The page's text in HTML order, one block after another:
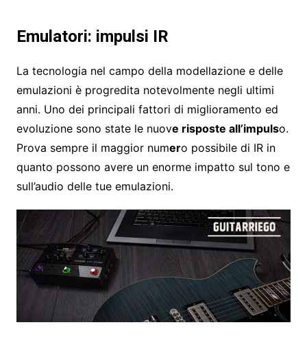
Emulatori: impulsi IR
La tecnologia nel campo della modellazione e delle
emulazioni è progredita notevolmente negli ultimi
anni. Uno dei principali fattori di miglioramento ed
evoluzione sono state le nuove risposte all’impulso.
Prova sempre il maggior numero possibile di IR in
quanto possono avere un enorme impatto sul tono e
sull’audio delle tue emulazioni.